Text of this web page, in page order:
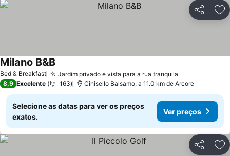
Partilhar
Bed & Breakfast Jardim privado e vista para a rua tranquila
Milano B&BVer preços
8,9 Excelente 163 Cinisello Balsamo, a 11.0 km de Arcore
Selecione as datas para ver os preços
exatos.
Ver preços
Partilhar